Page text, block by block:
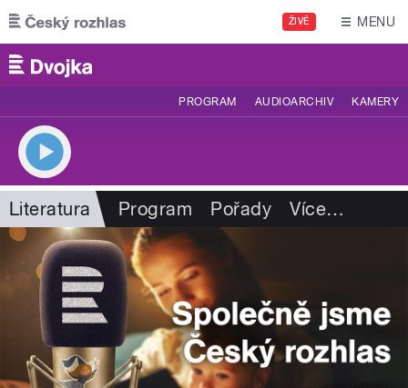
Přejít k hlavnímu obsahu
ŽIVĚ MENU
PROGRAM AUDIOARCHIV KAMERY
Literatura Program Pořady Více…